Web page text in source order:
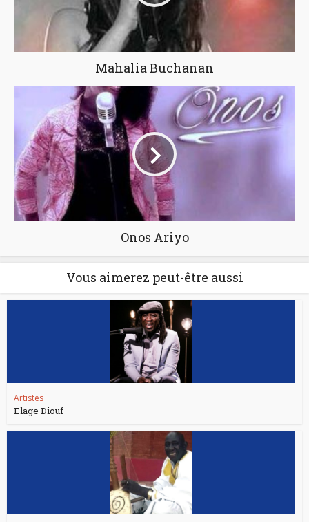
Mahalia Buchanan
Onos Ariyo
Vous aimerez peut-être aussi
Artistes
Elage Diouf